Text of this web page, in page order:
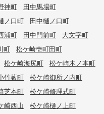
神町
田中馬場町
ノ口町
田中樋ノ口町
浦町 田中門前町
大文字町
町
松ケ崎壱町田町
松ケ崎海尻町
松ケ崎木ノ本町
竹薮町
松ケ崎御所ノ内町
芝本町
松ケ崎修理式町
崎西山
松ケ崎樋ノ上町